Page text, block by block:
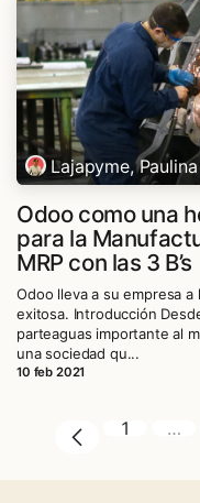
Lajapyme,
Odoo como una
para la
MRP con las 3 B’s
Odoo lleva a su empresa
exitosa. Introducción
parteaguas importante al
una sociedad qu...
10 feb 2021
1 …